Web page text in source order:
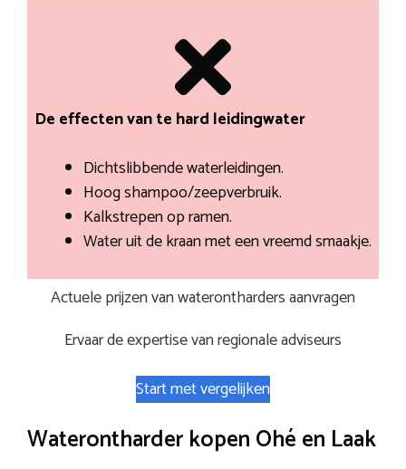
De effecten van te hard leidingwater
Dichtslibbende waterleidingen.
Hoog shampoo/zeepverbruik.
Kalkstrepen op ramen.
Water uit de kraan met een vreemd smaakje.
Actuele prijzen van waterontharders aanvragen
Ervaar de expertise van regionale adviseurs
Start met vergelijken
Waterontharder kopen Ohé en Laak